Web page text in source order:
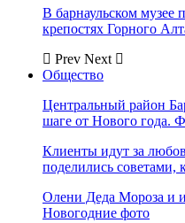
В барнаульском музее
крепостях Горного
Prev Next
Общество
Центральный район
шаге от Нового года.
Клиенты идут за
поделились советами,
Олени Деда Мороза и
Новогодние фото